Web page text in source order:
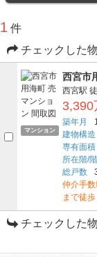
1 件
チェックした
マンション
西宮市
西宮駅
3,390
築年月
建物構造
専有面積
所在階/
総戸数
仲介手
まで徒
チェックした